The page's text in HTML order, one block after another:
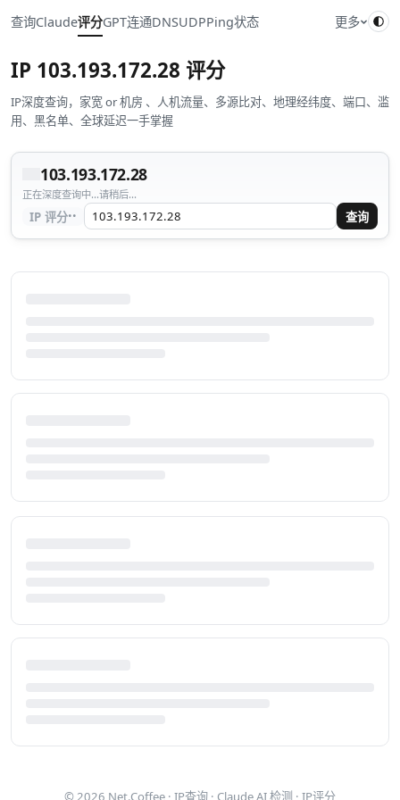
查询Claude评分GPT连通DNSUDPPing状态 更多
IP 103.193.172.28 评分
IP深度查询，家宽 or 机房 、人机流量、多源比对、地理经纬度、端口、滥
用、黑名单、全球延迟一手掌握
103.193.172.28
正在深度查询中...请稍后...
IP 评分·· 查询
© 2026 Net.Coffee · IP查询 · Claude AI 检测 · IP评分